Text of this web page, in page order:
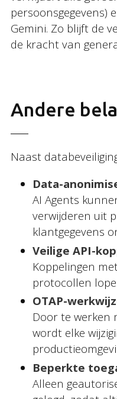
persoonsgegevens)
Gemini. Zo blijft de
de kracht van
Andere
Naast
Data-
AI Agents
verwijderen uit
klantgegevens
Veilige API-
Koppelingen
protocollen
OTAP-
Door te werken
wordt elke
Beperkte
Alleen